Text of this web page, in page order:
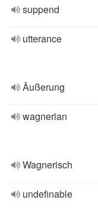
suppend
utterance
Äußerung
wagnerian
Wagnerisch
undefinable